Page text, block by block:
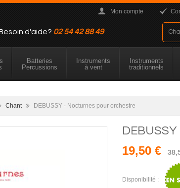
d'aide? 02 54 42 88 49
Mon compte
Batteries
Percussions
Instruments
à vent
Instruments
traditionnels
Chant DEBUSSY - Nocturnes pour orchestre
19,50 €
Disponibilité :